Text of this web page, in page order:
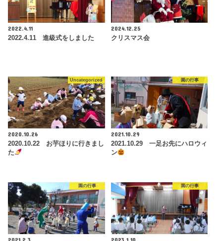
2022.4.11
2022.4.11 進級式をしました
2024.12.25
クリスマス会
Uncategorized
2020.10.26
2020.10.22 お芋ほりに行きまし
た
園の行事
2021.10.29
2021.10.29 一足お先にハロウィ
ン
園の行事
2021.2.3
園の行事
2023.1.10